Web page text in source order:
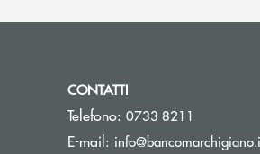
CONTATTI
Telefono: 0733 8211
E-mail: